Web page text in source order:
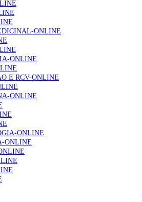
Cardíaca” da Bayer
“Da urgência ao tribunal, cada
profissional faz a diferença”
de utentes podem ficar sem médico de
regras do registo, alerta associação
de rastreio do cancro do pulmão são
e representam um investimento
os sistemas de saúde”
ONLINE
ONLINE
E RCV-ONLINE
ONLINE
ONLINE
ONLINE